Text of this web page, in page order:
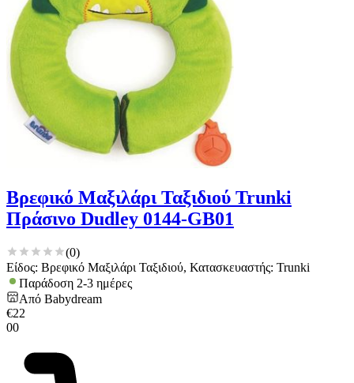
Βρεφικό Μαξιλάρι Ταξιδιού Trunki
Πράσινο Dudley 0144-GB01
(0)
Είδος: Βρεφικό Μαξιλάρι Ταξιδιού, Κατασκευαστής: Trunki
Παράδοση 2-3 ημέρες
Από Babydream
€22
00